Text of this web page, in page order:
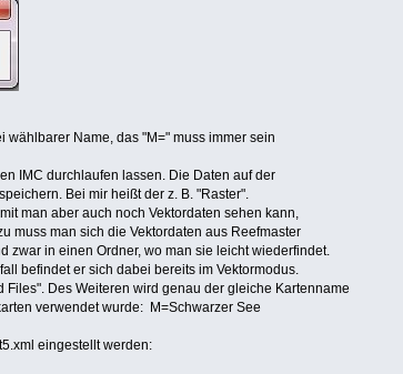
wählbarer Name, das "M=" muss immer sein
IMC durchlaufen lassen. Die Daten auf der
Bei mir heißt der z. B. "Raster".
man aber auch noch Vektordaten sehen kann,
muss man sich die Vektordaten aus Reefmaster
zwar in einen Ordner, wo man sie leicht wiederfindet.
befindet er sich dabei bereits im Vektormodus.
Files". Des Weiteren wird genau der gleiche Kartenname
verwendet wurde: M=Schwarzer See
eingestellt werden: